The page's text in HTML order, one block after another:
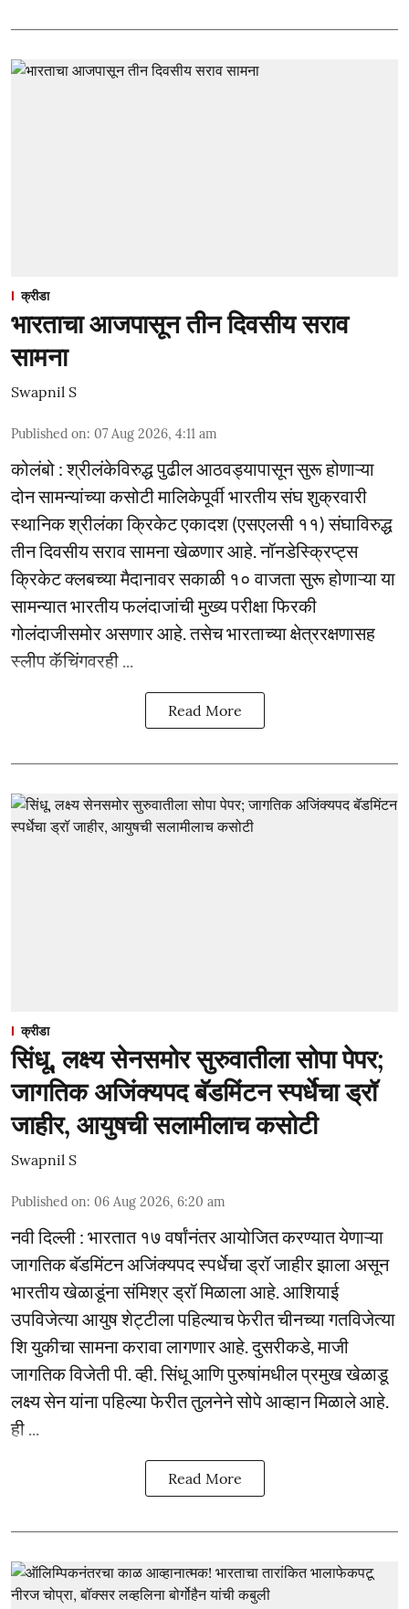
क्रीडा
भारताचा आजपासून तीन दिवसीय सराव
सामना
Swapnil S
Published on: 07 Aug 2026, 4:11 am
कोलंबो : श्रीलंकेविरुद्ध पुढील आठवड्यापासून सुरू होणाऱ्या
दोन सामन्यांच्या कसोटी मालिकेपूर्वी भारतीय संघ शुक्रवारी
स्थानिक श्रीलंका क्रिकेट एकादश (एसएलसी ११) संघाविरुद्ध
तीन दिवसीय सराव सामना खेळणार आहे. नॉनडेस्क्रिप्ट्स
क्रिकेट क्लबच्या मैदानावर सकाळी १० वाजता सुरू होणाऱ्या या
सामन्यात भारतीय फलंदाजांची मुख्य परीक्षा फिरकी
गोलंदाजीसमोर असणार आहे. तसेच भारताच्या क्षेत्ररक्षणासह
स्लीप कॅचिंगवरही ...
Read More
क्रीडा
सिंधू, लक्ष्य सेनसमोर सुरुवातीला सोपा पेपर;
जागतिक अजिंक्यपद बॅडमिंटन स्पर्धेचा ड्रॉ
जाहीर, आयुषची सलामीलाच कसोटी
Swapnil S
Published on: 06 Aug 2026, 6:20 am
नवी दिल्ली : भारतात १७ वर्षांनंतर आयोजित करण्यात येणाऱ्या
जागतिक बॅडमिंटन अजिंक्यपद स्पर्धेचा ड्रॉ जाहीर झाला असून
भारतीय खेळाडूंना संमिश्र ड्रॉ मिळाला आहे. आशियाई
उपविजेत्या आयुष शेट्टीला पहिल्याच फेरीत चीनच्या गतविजेत्या
शि युकीचा सामना करावा लागणार आहे. दुसरीकडे, माजी
जागतिक विजेती पी. व्ही. सिंधू आणि पुरुषांमधील प्रमुख खेळाडू
लक्ष्य सेन यांना पहिल्या फेरीत तुलनेने सोपे आव्हान मिळाले आहे.
ही ...
Read More